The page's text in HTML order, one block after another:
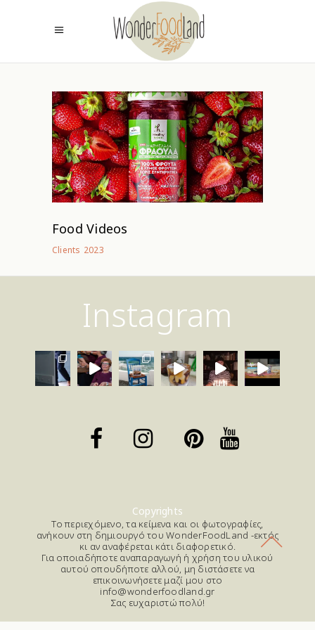
Food Videos
Clients 2023
Instagram
Copyrights
Το περιεχόμενο, τα κείμενα και οι φωτογραφίες,
ανήκουν στη δημιουργό του WonderFoodLand -εκτός
κι αν αναφέρεται κάτι διαφορετικό.
Για οποιαδήποτε αναπαραγωγή ή χρήση του υλικού
αυτού οπουδήποτε αλλού, μη διστάσετε να
επικοινωνήσετε μαζί μου στο
info@wonderfoodland.gr
Σας ευχαριστώ πολύ!